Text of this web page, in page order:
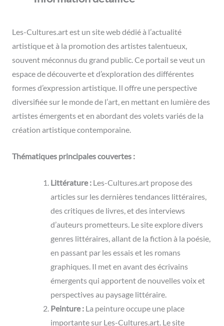
Les-Cultures.art est un site web dédié à l’actualité
artistique et à la promotion des artistes talentueux,
souvent méconnus du grand public. Ce portail se veut un
espace de découverte et d’exploration des différentes
formes d’expression artistique. Il offre une perspective
diversifiée sur le monde de l’art, en mettant en lumière des
artistes émergents et en abordant des volets variés de la
création artistique contemporaine.
Thématiques principales couvertes :
Littérature : Les-Cultures.art propose des
articles sur les dernières tendances littéraires,
des critiques de livres, et des interviews
d’auteurs prometteurs. Le site explore divers
genres littéraires, allant de la fiction à la poésie,
en passant par les essais et les romans
graphiques. Il met en avant des écrivains
émergents qui apportent de nouvelles voix et
perspectives au paysage littéraire.
Peinture : La peinture occupe une place
importante sur Les-Cultures.art. Le site